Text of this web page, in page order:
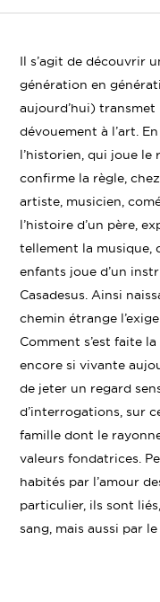
Il s’agit de découvrir
génération en
aujourd’hui)
dévouement à l’art.
l’historien, qui joue le
confirme la règle,
artiste, musicien,
l’histoire d’un père,
tellement la musique,
enfants joue d’un
Casadesus. Ainsi
chemin étrange
Comment s’est faite
encore si vivante
de jeter un regard
d’interrogations, sur
famille dont le
valeurs fondatrices.
habités par l’amour
particulier, ils sont
sang, mais aussi par